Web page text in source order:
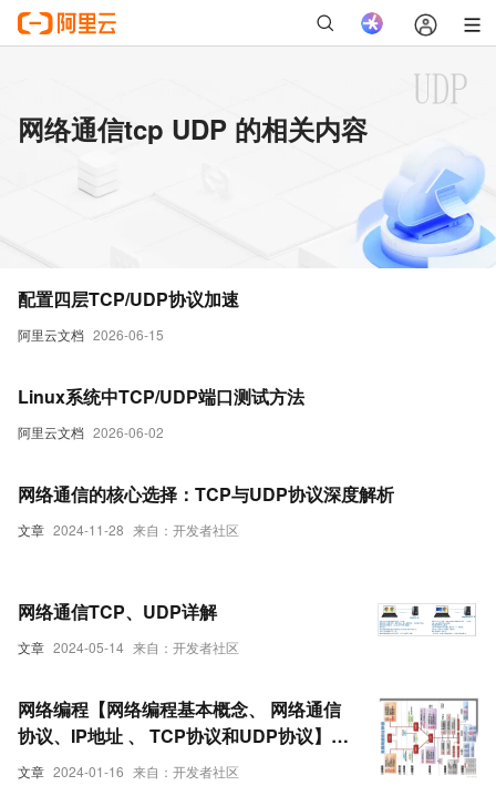
网络通信tcp UDP 的相关内容
阿里云文档 2026-06-15
配置四层TCP/UDP协议加速
阿里云文档 2026-06-02
Linux系统中TCP/UDP端口测试方法
文章 2024-11-28 来自：开发者社区
网络通信的核心选择：TCP与UDP协议深度解析
文章 2024-05-14 来自：开发者社区
网络通信TCP、UDP详解
文章 2024-01-16 来自：开发者社区
网络编程【网络编程基本概念、 网络通信
协议、IP地址 、 TCP协议和UDP协议】
(一)-全面详解（学习总结---从入门到深